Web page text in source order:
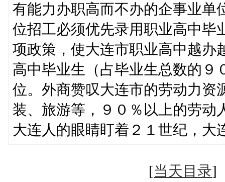
有能力办职高而不办的企事业单
位招工必须优先录用职业高中
项政策，使大连市职业高中越办
高中毕业生（占毕业生总数的９
位。外商赞叹大连市的劳动力资
装、旅游等，９０％以上的劳动
大连人的眼睛盯着２１世纪，大
[当天目录